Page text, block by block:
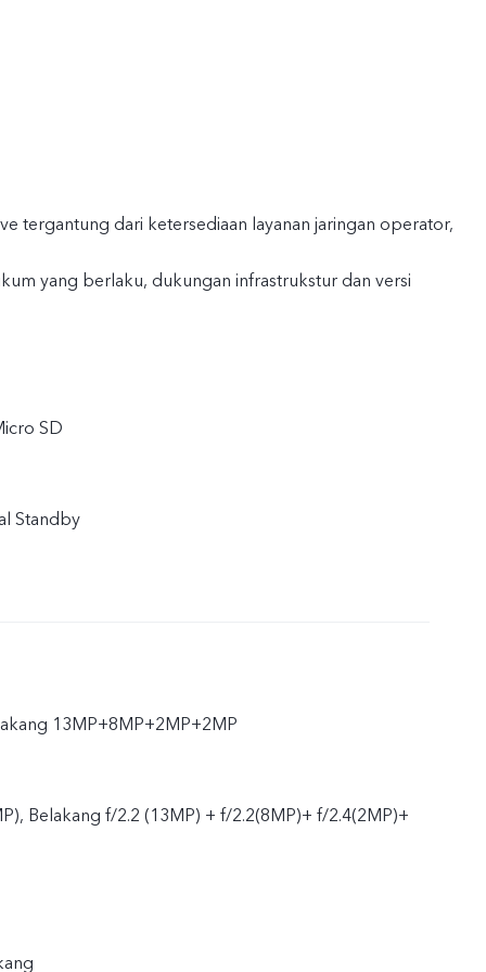
tergantung dari ketersediaan layanan jaringan operator,
yang berlaku, dukungan infrastrukstur dan versi
SD
Standby
13MP+8MP+2MP+2MP
Belakang f/2.2 (13MP) + f/2.2(8MP)+ f/2.4(2MP)+